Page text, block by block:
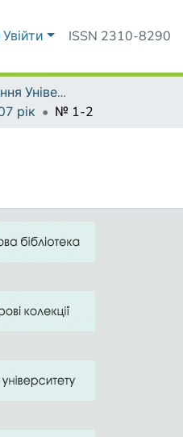
Увійти ISSN 2310-8290
Серіальні видання Університету
рік № 1-2